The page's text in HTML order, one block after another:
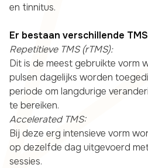
en tinnitus.
Er bestaan verschillende
Repetitieve TMS (rTMS):
Dit is de meest gebruikte vorm
pulsen dagelijks worden
periode om langdurige
te bereiken.
Accelerated TMS:
Bij deze erg intensieve vorm
op dezelfde dag uitgevoerd
sessies.